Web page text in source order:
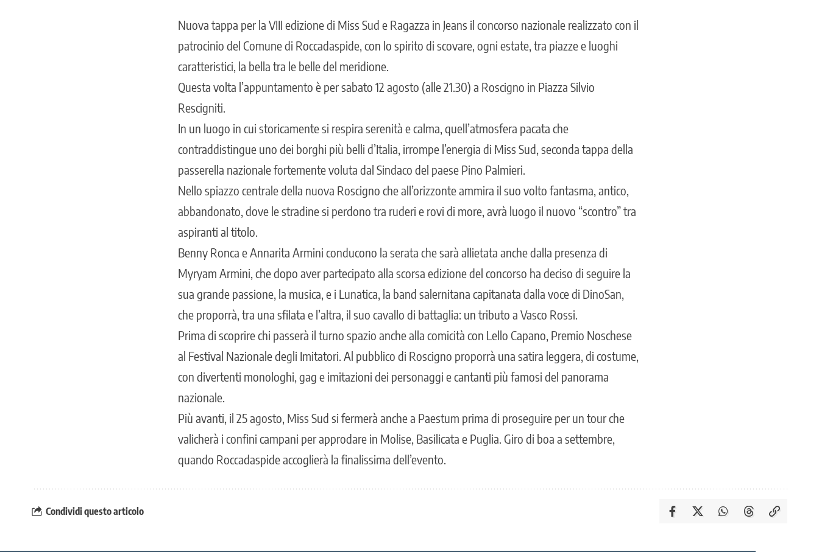
Nuova tappa per la VIII edizione di Miss Sud e Ragazza in Jeans il concorso nazionale realizzato con il
patrocinio del Comune di Roccadaspide, con lo spirito di scovare, ogni estate, tra piazze e luoghi
caratteristici, la bella tra le belle del meridione.
Questa volta l’appuntamento è per sabato 12 agosto (alle 21.30) a Roscigno in Piazza Silvio
Rescigniti.
In un luogo in cui storicamente si respira serenità e calma, quell’atmosfera pacata che
contraddistingue uno dei borghi più belli d’Italia, irrompe l’energia di Miss Sud, seconda tappa della
passerella nazionale fortemente voluta dal Sindaco del paese Pino Palmieri.
Nello spiazzo centrale della nuova Roscigno che all’orizzonte ammira il suo volto fantasma, antico,
abbandonato, dove le stradine si perdono tra ruderi e rovi di more, avrà luogo il nuovo “scontro” tra
aspiranti al titolo.
Benny Ronca e Annarita Armini conducono la serata che sarà allietata anche dalla presenza di
Myryam Armini, che dopo aver partecipato alla scorsa edizione del concorso ha deciso di seguire la
sua grande passione, la musica, e i Lunatica, la band salernitana capitanata dalla voce di DinoSan,
che proporrà, tra una sfilata e l’altra, il suo cavallo di battaglia: un tributo a Vasco Rossi.
Prima di scoprire chi passerà il turno spazio anche alla comicità con Lello Capano, Premio Noschese
al Festival Nazionale degli Imitatori. Al pubblico di Roscigno proporrà una satira leggera, di costume,
con divertenti monologhi, gag e imitazioni dei personaggi e cantanti più famosi del panorama
nazionale.
Più avanti, il 25 agosto, Miss Sud si fermerà anche a Paestum prima di proseguire per un tour che
valicherà i confini campani per approdare in Molise, Basilicata e Puglia. Giro di boa a settembre,
quando Roccadaspide accoglierà la finalissima dell’evento.
Condividi questo articolo